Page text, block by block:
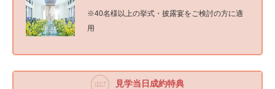
※40名様以上の挙式・披露宴をご検討の方に適
用
見学当日成約特典